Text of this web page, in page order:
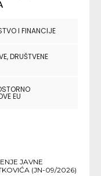
I FINANCIJE
DRUŠTVENE
EU
JAVNE
(JN-09/2026)